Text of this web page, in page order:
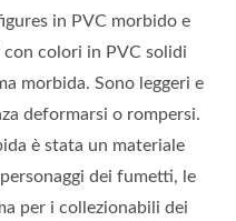
in PVC morbido e
colori in PVC solidi
morbida. Sono leggeri e
deformarsi o rompersi.
è stata un materiale
dei fumetti, le
per i collezionabili dei